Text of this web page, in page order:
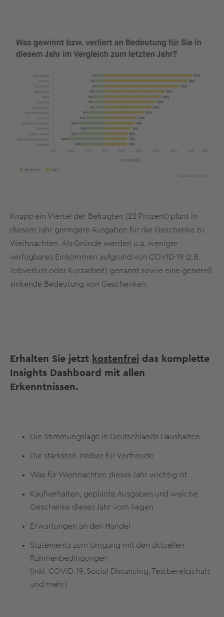
Knapp ein Viertel der Befragten (22 Prozent) plant in
diesem Jahr geringere Ausgaben für die Geschenke zu
Weihnachten. Als Gründe werden u.a. weniger
verfügbares Einkommen aufgrund von COVID-19 (z.B.
Jobverlust oder Kurzarbeit) genannt sowie eine generell
sinkende Bedeutung von Geschenken.
Erhalten Sie jetzt kostenfrei das komplette
Insights Dashboard mit allen
Erkenntnissen.
Die Stimmungslage in Deutschlands Haushalten
Die stärksten Treiber für Vorfreude
Was für Weihnachten dieses Jahr wichtig ist
Kaufverhalten, geplante Ausgaben und welche
Geschenke dieses Jahr vorn liegen
Erwartungen an den Handel
Statements zum Umgang mit den aktuellen
Rahmenbedingungen
(inkl. COVID-19, Social Distancing, Testbereitschaft
und mehr)